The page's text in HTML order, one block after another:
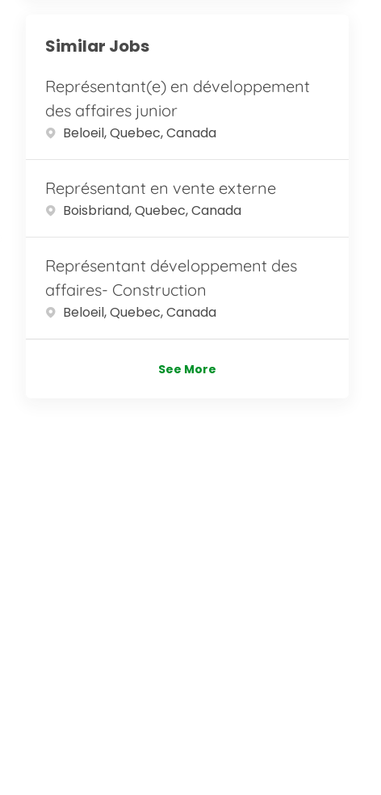
Similar Jobs
Représentant(e) en développement
des affaires junior
Location
Beloeil, Quebec, Canada
Représentant en vente externe
Location
Boisbriand, Quebec, Canada
Représentant développement des
affaires- Construction
Location
Beloeil, Quebec, Canada
See More